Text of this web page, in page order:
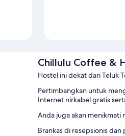
Chillulu Coffee &
Hostel ini dekat dari Teluk
Pertimbangkan untuk
Internet nirkabel gratis
Anda juga akan menikmati
Brankas di resepsionis